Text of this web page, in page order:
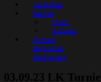
Sandplätze
Buchen
Preise
Kalender
Kontakt
Impressum
Datenschutz
03.09.23 LK